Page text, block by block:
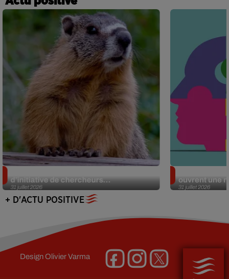
31 juillet 2026
d’initiative de chercheurs...
31 juillet 2026
ouvrent une
+ D'ACTU POSITIVE
DesignOlivier Varma